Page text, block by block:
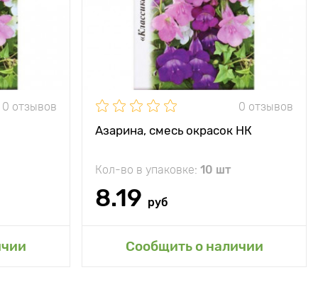
0 отзывов 0 отзывов
Азарина, смесь окрасок НК
Кол-во в упаковке: 10 шт
8.19 руб
Сообщить о наличии
Добавить в мой сад